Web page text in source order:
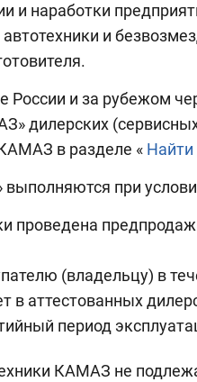
и наработки
и
России и за рубежом
дилерских
в разделе « Найти
при
проведена
(владельцу) в
в аттестованных
период
КАМАЗ не